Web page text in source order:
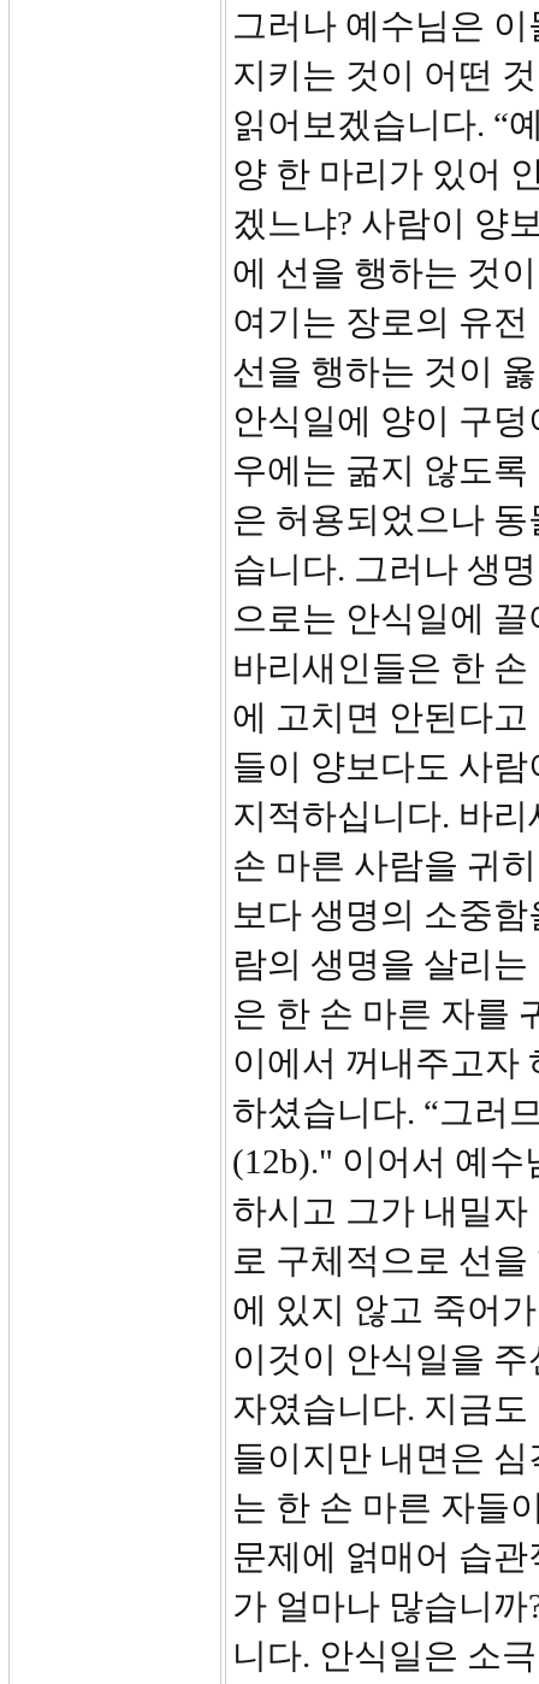
그러나 예수님은
지키는 것이 어떤
읽어보겠습니다. “
양 한 마리가 있어
겠느냐? 사람이 양
에 선을 행하는 것
여기는 장로의 유
선을 행하는 것이
안식일에 양이 구
우에는 굶지 않도
은 허용되었으나
습니다. 그러나 생
으로는 안식일에
바리새인들은 한
에 고치면 안된다
들이 양보다도 사
지적하십니다. 바
손 마른 사람을 귀
보다 생명의 소중
람의 생명을 살리
은 한 손 마른 자를
이에서 꺼내주고자
하셨습니다. “그러
(12b)." 이어서 예
하시고 그가 내밀
로 구체적으로 선
에 있지 않고 죽어
이것이 안식일을
자였습니다. 지금
들이지만 내면은
는 한 손 마른 자들
문제에 얽매어 습
가 얼마나 많습니
니다. 안식일은 소